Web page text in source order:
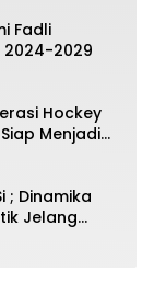
Fadli
2024-2029
Hockey
Menjadi
; Dinamika
Jelang